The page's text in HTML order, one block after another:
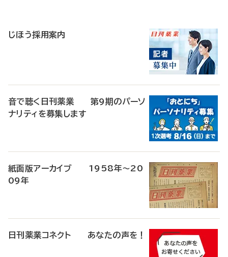
じほう採用案内
音で聴く日刊薬業 第9期のパーソ
ナリティを募集します
紙面版アーカイブ 1958年～20
09年
日刊薬業コネクト あなたの声を！